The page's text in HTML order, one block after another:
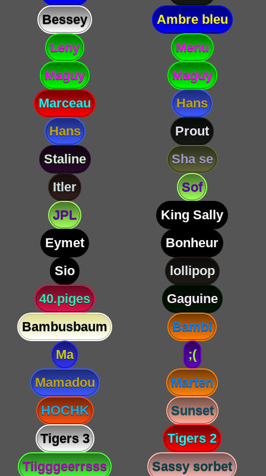
Bessey
Ambre bleu
Leny
Menu
Maguy
Maguy
Marceau
Hans
Hans
Prout
Staline
Sha se
Itler
Sof
JPL
King Sally
Eymet
Bonheur
Sio
lollipop
40.piges
Gaguine
Bambusbaum
Bambi
Ma
;(
Mamadou
Marten
HOCHK
Sunset
Tigers 3
Tigers 2
Tiigggeerrsss
Sassy sorbet